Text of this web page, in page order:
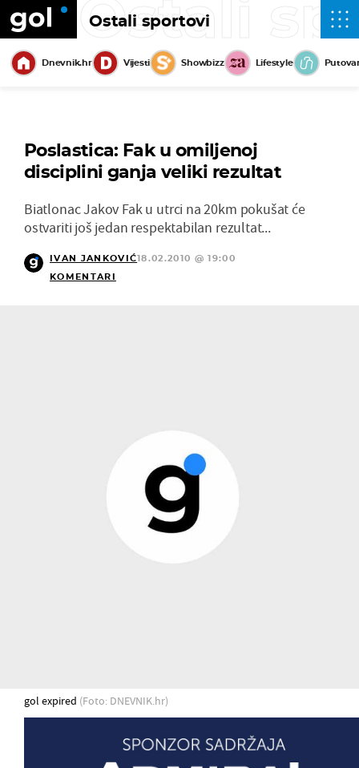
Ostali sportovi
Ostali
Dnevnik.hr Vijesti Showbizz Lifestyle
Poslastica: Fak u omiljenoj
disciplini ganja veliki rezultat
Biatlonac Jakov Fak u utrci na 20km pokušat će
ostvariti još jedan respektabilan rezultat...
IVAN JANKOVIĆ18.02.2010 @ 19:00
KOMENTARI
gol expired (Foto: DNEVNIK.hr)